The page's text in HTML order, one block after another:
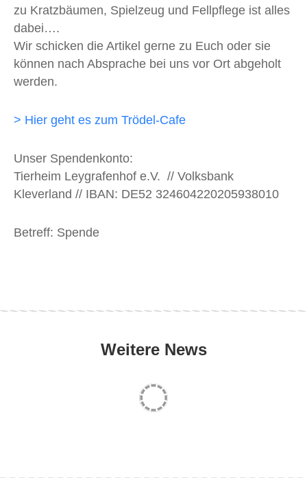
zu Kratzbäumen, Spielzeug und Fellpflege ist alles
dabei….
Wir schicken die Artikel gerne zu Euch oder sie
können nach Absprache bei uns vor Ort abgeholt
werden.
> Hier geht es zum Trödel-Cafe
Unser Spendenkonto:
Tierheim Leygrafenhof e.V. // Volksbank
Kleverland // IBAN: DE52 324604220205938010
Betreff: Spende
Weitere News